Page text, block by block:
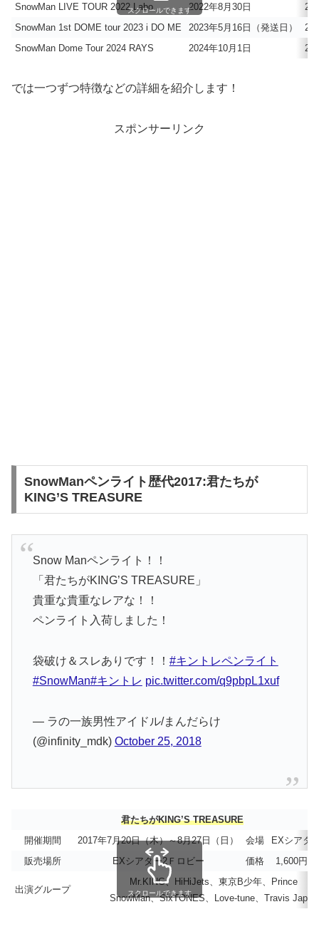
SnowMan LIVE TOUR 2022 Labo.
2022年8月30日
SnowMan 1st DOME tour 2023 i DO ME
2023年5月16日（発送日）
SnowMan Dome Tour 2024 RAYS
2024年10月1日
スクロールできます
では一つずつ特徴などの詳細を紹介します！
スポンサーリンク
SnowManペンライト歴代2017:君たちが
KING’S TREASURE
Snow Manペンライト！！
「君たちがKING’S TREASURE」
貴重な貴重なレアな！！
ペンライト入荷しました！
袋破け＆スレありです！！ #キントレペンライト
#SnowMan#キントレ pic.twitter.com/q9pbpL1xuf
— ラの一族男性アイドル/まんだらけ
(@infinity_mdk) October 25, 2018
君たちがKING’S TREASURE
開催期間
2017年7月20日（木）～8月27日（日） 会場
EXシアタ
販売場所
EXシアター2Ｆロビー 価格 1,600円
出演グループ
Mr.KING、HiHiJets、東京B少年、Prince
SnowMan、SixTONES、Love-tune、Travis Japan
スクロールできます